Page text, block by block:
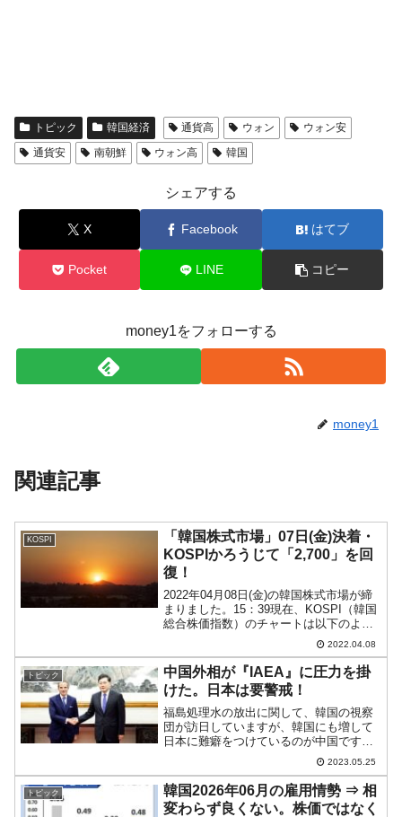
トピック 韓国経済 通貨高 ウォン
ウォン安
通貨安
南朝鮮 ウォン高 韓国
シェアする
X Facebook はてブ
Pocket LINE コピー
money1をフォローする
money1
関連記事
KOSPI
「韓国株式市場」07日(金)決着・
KOSPIかろうじて「2,700」を回
復！
2022年04月08日(金)の韓国株式市場が締
まりました。15：39現在、KOSPI（韓国
総合株価指数）のチャートは以下のよう
『Investing.com』より引用）。なんとか
4日続落は避けられました。KOSPIは...
2022.04.08
トピック
中国外相が『IAEA』に圧力を掛
けた。日本は要警戒！
福島処理水の放出に関して、韓国の視察
団が訪日していますが、韓国にも増して
日本に難癖をつけているのが中国です。
G7広島サミットが応えたと見えて、反日
に血道を上げています。福島処理水の件
は「日本を非難させるチャンス」と見て
おり、2023年05月...
2023.05.25
トピック
韓国2026年06月の雇用情勢 ⇒ 相
変わらず良くない。株価ではなく